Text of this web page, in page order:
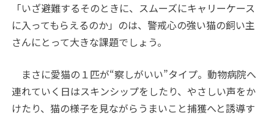
「いざ避難するそのときに、スムーズにキャリーケース
に入ってもらえるのか」のは、警戒心の強い猫の飼い主
さんにとって大きな課題でしょう。
まさに愛猫の１匹が“察しがいい”タイプ。動物病院へ
連れていく日はスキンシップをしたり、やさしい声をか
けたり、猫の様子を見ながらうまいこと捕獲へと誘導す